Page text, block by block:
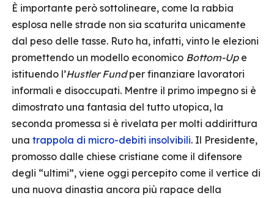
È importante però sottolineare, come la rabbia
esplosa nelle strade non sia scaturita unicamente
dal peso delle tasse. Ruto ha, infatti, vinto le elezioni
promettendo un modello economico Bottom-Upe
istituendo l’Hustler Fundper finanziare lavoratori
informali e disoccupati. Mentre il primo impegno si è
dimostrato una fantasia del tutto utopica, la
seconda promessa si è rivelata per molti addirittura
una trappola di micro-debiti insolvibili. Il Presidente,
promosso dalle chiese cristiane come il difensore
degli “ultimi”, viene oggi percepito come il vertice di
una nuova dinastia ancora più rapace della